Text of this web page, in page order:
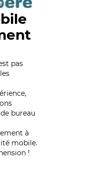
pas
bureau
à
mobile.
!